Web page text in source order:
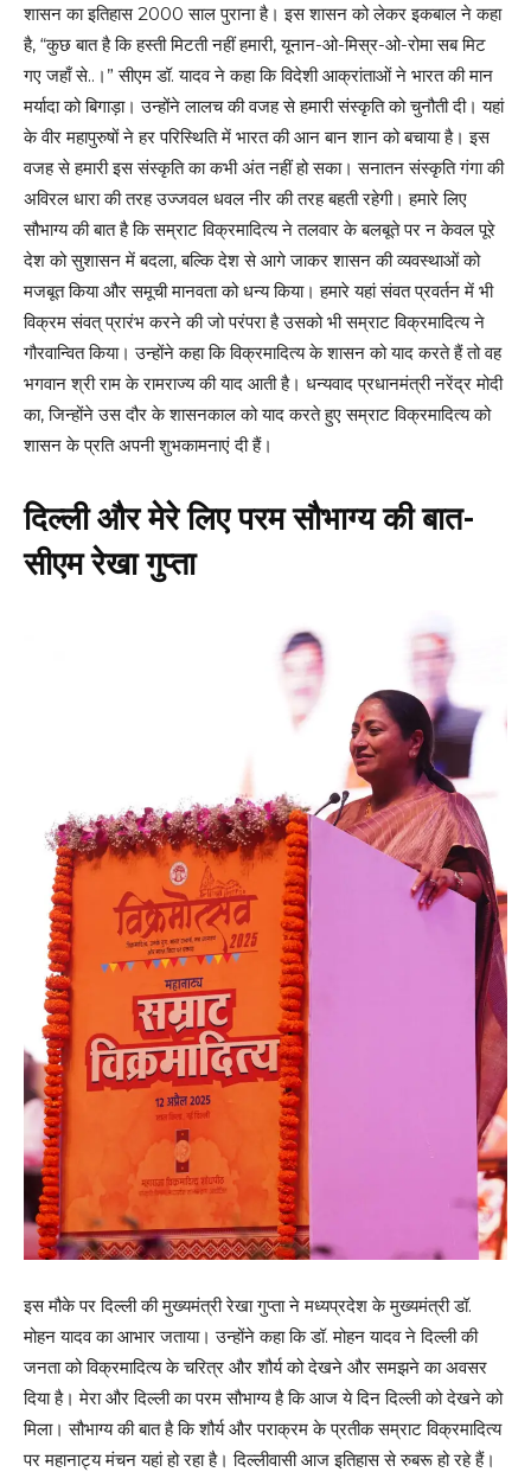
शासन का इतिहास 2000 साल पुराना है। इस शासन को लेकर इकबाल ने कहा
है, “कुछ बात है कि हस्ती मिटती नहीं हमारी, यूनान-ओ-मिस्र-ओ-रोमा सब मिट
गए जहाँ से..।” सीएम डॉ. यादव ने कहा कि विदेशी आक्रांताओं ने भारत की मान
मर्यादा को बिगाड़ा। उन्होंने लालच की वजह से हमारी संस्कृति को चुनौती दी। यहां
के वीर महापुरुषों ने हर परिस्थिति में भारत की आन बान शान को बचाया है। इस
वजह से हमारी इस संस्कृति का कभी अंत नहीं हो सका। सनातन संस्कृति गंगा की
अविरल धारा की तरह उज्जवल धवल नीर की तरह बहती रहेगी। हमारे लिए
सौभाग्य की बात है कि सम्राट विक्रमादित्य ने तलवार के बलबूते पर न केवल पूरे
देश को सुशासन में बदला, बल्कि देश से आगे जाकर शासन की व्यवस्थाओं को
मजबूत किया और समूची मानवता को धन्य किया। हमारे यहां संवत प्रवर्तन में भी
विक्रम संवत् प्रारंभ करने की जो परंपरा है उसको भी सम्राट विक्रमादित्य ने
गौरवान्वित किया। उन्होंने कहा कि विक्रमादित्य के शासन को याद करते हैं तो वह
भगवान श्री राम के रामराज्य की याद आती है। धन्यवाद प्रधानमंत्री नरेंद्र मोदी
का, जिन्होंने उस दौर के शासनकाल को याद करते हुए सम्राट विक्रमादित्य को
शासन के प्रति अपनी शुभकामनाएं दी हैं।
दिल्ली और मेरे लिए परम सौभाग्य की बात-
सीएम रेखा गुप्ता
इस मौके पर दिल्ली की मुख्यमंत्री रेखा गुप्ता ने मध्यप्रदेश के मुख्यमंत्री डॉ.
मोहन यादव का आभार जताया। उन्होंने कहा कि डॉ. मोहन यादव ने दिल्ली की
जनता को विक्रमादित्य के चरित्र और शौर्य को देखने और समझने का अवसर
दिया है। मेरा और दिल्ली का परम सौभाग्य है कि आज ये दिन दिल्ली को देखने को
मिला। सौभाग्य की बात है कि शौर्य और पराक्रम के प्रतीक सम्राट विक्रमादित्य
पर महानाट्य मंचन यहां हो रहा है। दिल्लीवासी आज इतिहास से रुबरू हो रहे हैं।